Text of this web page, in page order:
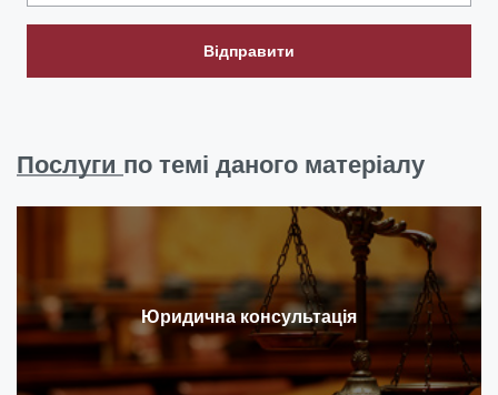
Відправити
Послуги по темі даного матеріалу
Юридична консультація